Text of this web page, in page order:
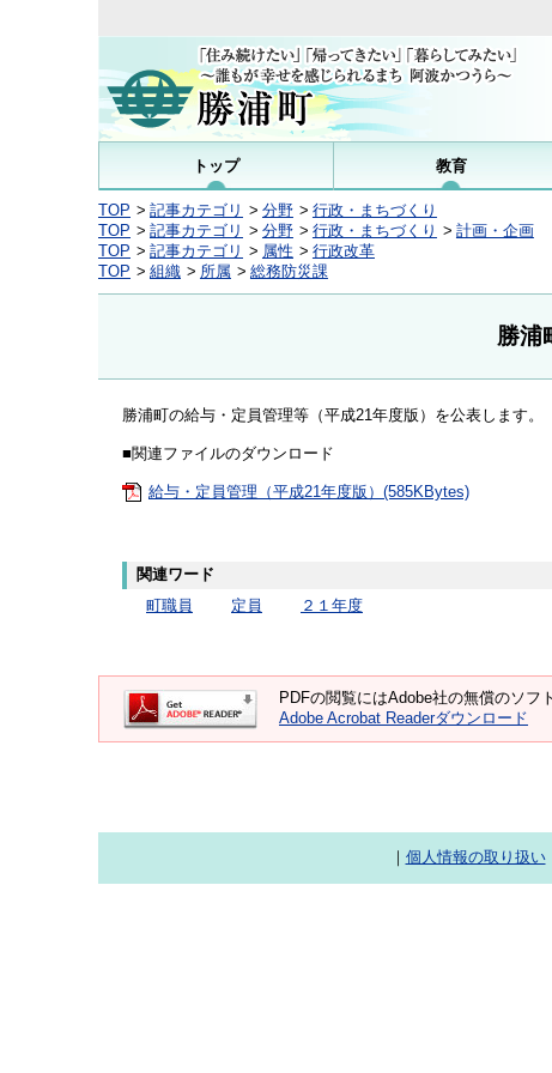
トップ 教育
TOP 記事カテゴリ 分野
行政・まちづくり
TOP
記事カテゴリ 分野 行政・まちづくり
計画・企画
TOP
記事カテゴリ 属性
行政改革
TOP
組織 所属 総務防災課
勝浦
勝浦町の給与・定員管理等（平成21年度版）を公表します。
■関連ファイルのダウンロード
給与・定員管理（平成21年度版）(585KBytes)
関連ワード
町職員 定員 ２１年度
PDFの閲覧にはAdobe社の無償のソフ
Adobe Acrobat Readerダウンロード
｜ 個人情報の取り扱い